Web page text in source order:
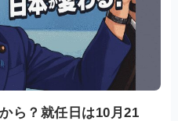
ら？就任日は10月21